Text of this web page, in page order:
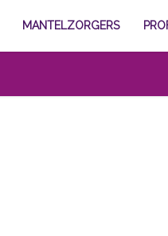
MANTELZORGERS